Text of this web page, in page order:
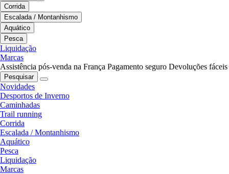
Corrida
Escalada / Montanhismo
Aquático
Pesca
Liquidação
Marcas
Assistência pós-venda na França Pagamento seguro Devoluções fáceis
Pesquisar
Novidades
Desportos de Inverno
Caminhadas
Trail running
Corrida
Escalada / Montanhismo
Aquático
Pesca
Liquidação
Marcas